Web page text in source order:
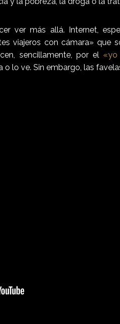
ver más allá. Internet,
viajeros con cámara» que
sencillamente, por el «yo
o lo ve. Sin embargo, las